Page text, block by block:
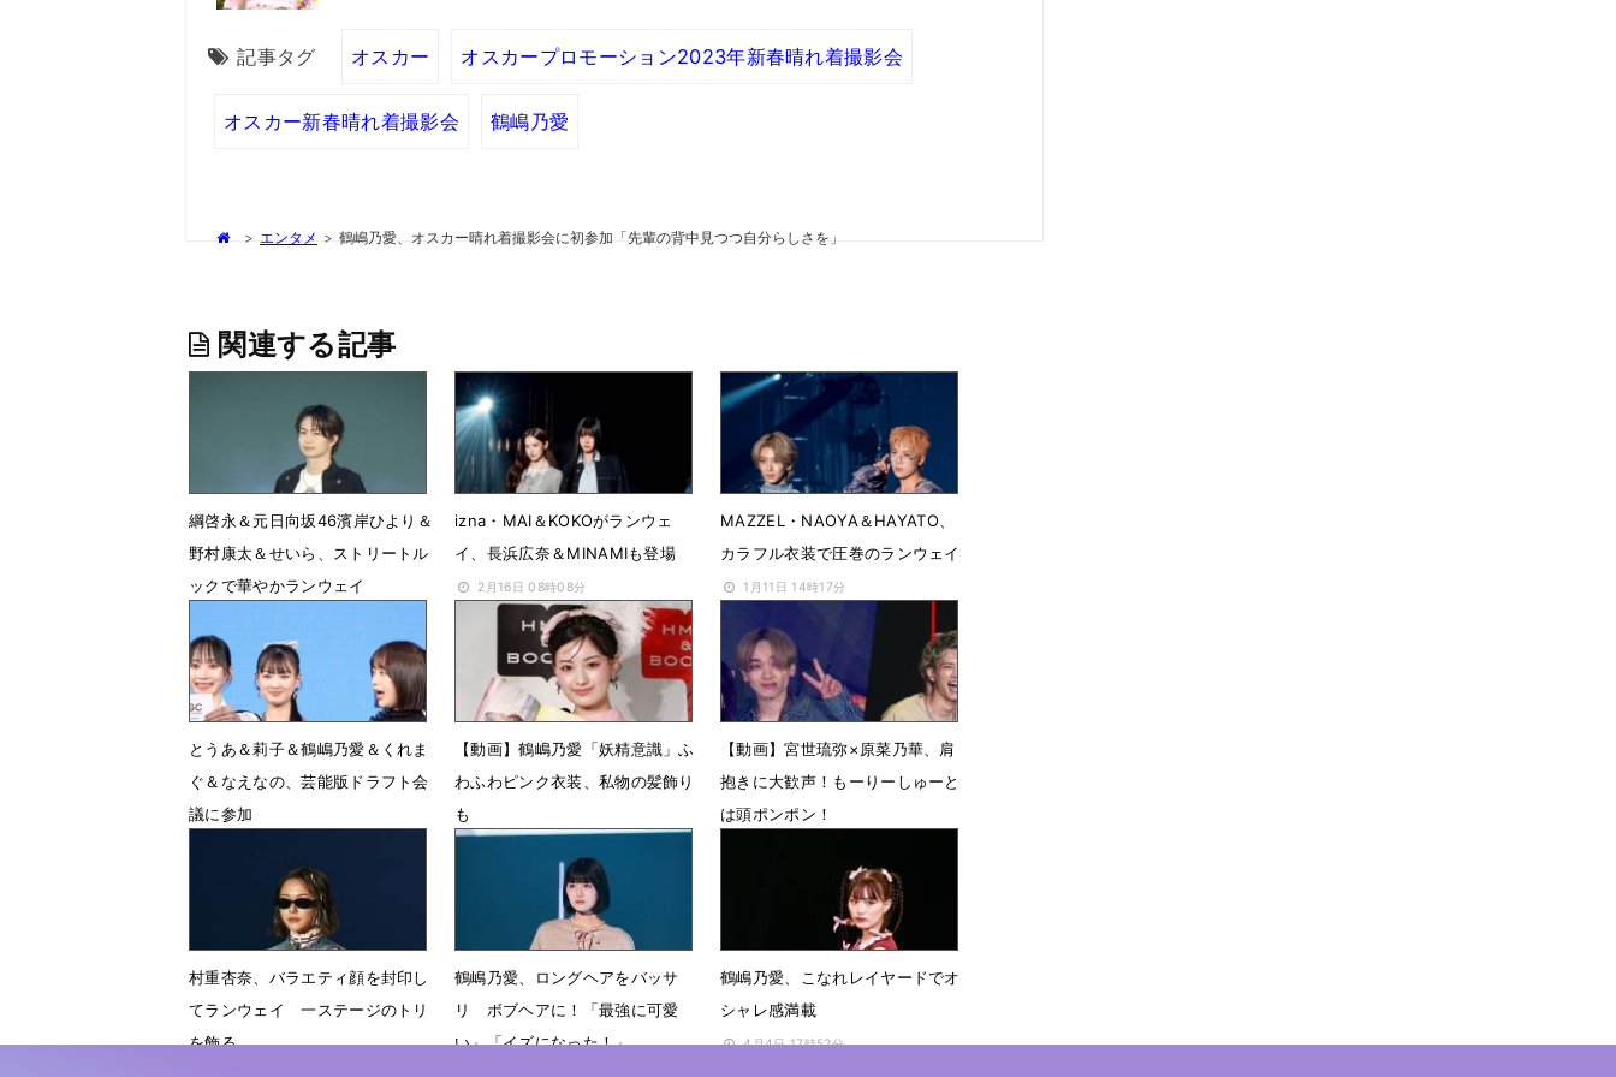
記事タグ オスカー オスカープロモーション2023年新春晴れ着撮影会
オスカー新春晴れ着撮影会 鶴嶋乃愛
> エンタメ > 鶴嶋乃愛、オスカー晴れ着撮影会に初参加「先輩の背中見つつ自分らしさを」
関連する記事
綱啓永＆元日向坂46濱岸ひより＆
野村康太＆せいら、ストリートル
ックで華やかランウェイ
izna・MAI＆KOKOがランウェ
イ、長浜広奈＆MINAMIも登場
2月16日 08時08分
MAZZEL・NAOYA＆HAYATO、
カラフル衣装で圧巻のランウェイ
1月11日 14時17分
とうあ＆莉子＆鶴嶋乃愛＆くれま
ぐ＆なえなの、芸能版ドラフト会
議に参加
【動画】鶴嶋乃愛「妖精意識」ふ
わふわピンク衣装、私物の髪飾り
も
【動画】宮世琉弥×原菜乃華、肩
抱きに大歓声！もーりーしゅーと
は頭ポンポン！
村重杏奈、バラエティ顔を封印し
てランウェイ 一ステージのトリ
を飾る
鶴嶋乃愛、ロングヘアをバッサ
リ ボブヘアに！「最強に可愛
い」「イズになった！」
鶴嶋乃愛、こなれレイヤードでオ
シャレ感満載
4月4日 17時52分